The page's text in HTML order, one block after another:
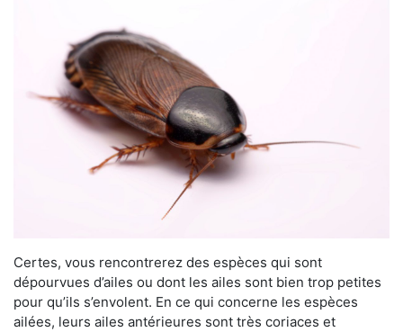
Certes, vous rencontrerez des espèces qui sont
dépourvues d’ailes ou dont les ailes sont bien trop petites
pour qu’ils s’envolent. En ce qui concerne les espèces
ailées, leurs ailes antérieures sont très coriaces et